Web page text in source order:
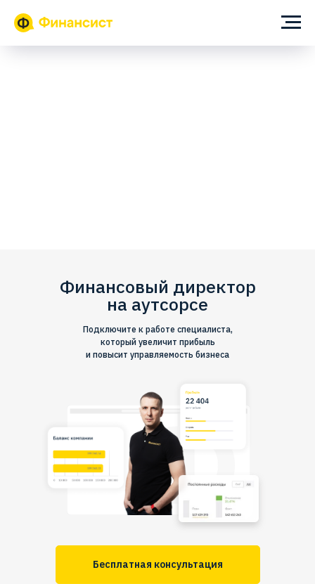
Подключите к работе специалиста,
который увеличит прибыль
и повысит управляемость бизнеса
Финансовый директор
на аутсорсе
Бесплатная консультация